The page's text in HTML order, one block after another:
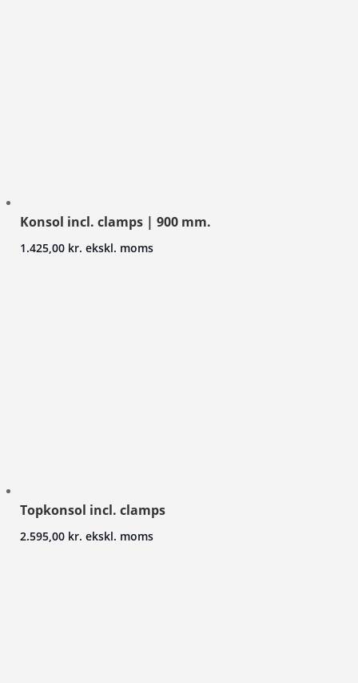
Konsol incl. clamps | 900 mm.
1.425,00 kr. ekskl. moms
Topkonsol incl. clamps
2.595,00 kr. ekskl. moms